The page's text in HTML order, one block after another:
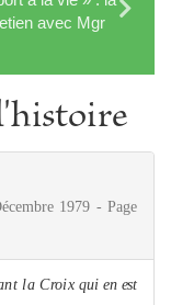
avec Mgr
1979 - Page
la Croixqui en est